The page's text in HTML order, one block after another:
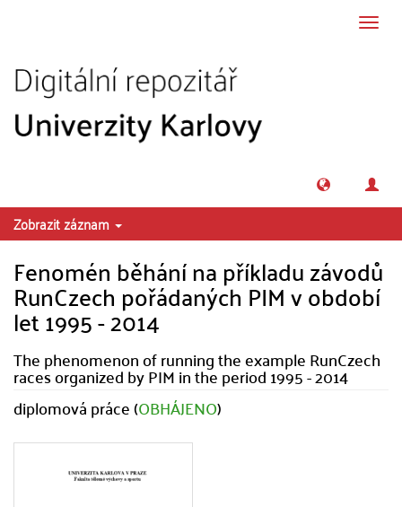
Zobrazit záznam
Fenomén běhání na příkladu závodů
RunCzech pořádaných PIM v období
let 1995 - 2014
The phenomenon of running the example RunCzech
races organized by PIM in the period 1995 - 2014
diplomová práce (OBHÁJENO)